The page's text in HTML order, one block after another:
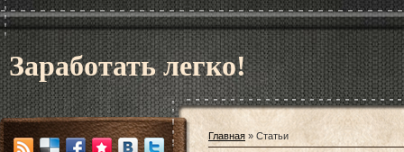
Заработать легко!
Главная » Статьи